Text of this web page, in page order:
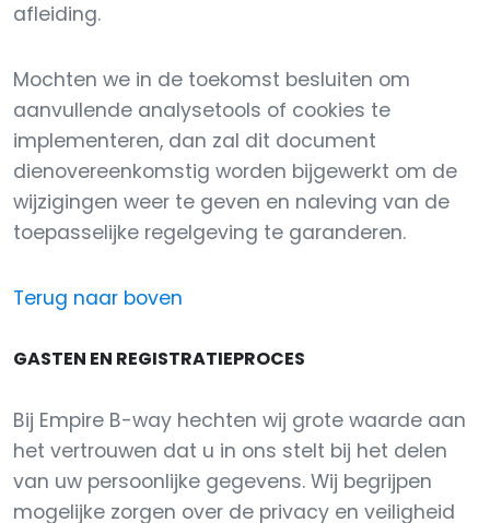
afleiding.
Mochten we in de toekomst besluiten om
aanvullende analysetools of cookies te
implementeren, dan zal dit document
dienovereenkomstig worden bijgewerkt om de
wijzigingen weer te geven en naleving van de
toepasselijke regelgeving te garanderen.
Terug naar boven
GASTEN EN REGISTRATIEPROCES
Bij Empire B-way hechten wij grote waarde aan
het vertrouwen dat u in ons stelt bij het delen
van uw persoonlijke gegevens. Wij begrijpen
mogelijke zorgen over de privacy en veiligheid